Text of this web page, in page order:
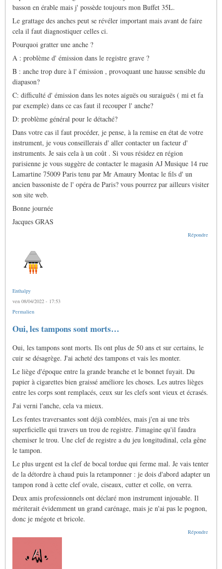
basson en érable mais j' possède toujours mon Buffet 35L.
Le grattage des anches peut se révéler important mais avant de faire
cela il faut diagnostiquer celles ci.
Pourquoi gratter une anche ?
A : problème d' émission dans le registre grave ?
B : anche trop dure à l' émission , provoquant une hausse sensible du
diapason?
C: difficulté d' émission dans les notes aiguës ou suraiguës ( mi et fa
par exemple) dans ce cas faut il recouper l' anche?
D: problème général pour le détaché?
Dans votre cas il faut procéder, je pense, à la remise en état de votre
instrument, je vous conseillerais d' aller contacter un facteur d'
instruments. Je sais cela à un coût . Si vous résidez en région
parisienne je vous suggère de contacter le magasin AJ Musique 14 rue
Lamartine 75009 Paris tenu par Mr Amaury Montac le fils d' un
ancien bassoniste de l' opéra de Paris? vous pourrez par ailleurs visiter
son site web.
Bonne journée
Jacques GRAS
Répondre
Enthalpy
ven 08/04/2022 - 17:53
Permalien
Oui, les tampons sont morts…
Oui, les tampons sont morts. Ils ont plus de 50 ans et sur certains, le
cuir se désagrège. J'ai acheté des tampons et vais les monter.
Le liège d'époque entre la grande branche et le bonnet fuyait. Du
papier à cigarettes bien graissé améliore les choses. Les autres lièges
entre les corps sont remplacés, ceux sur les clefs sont vieux et écrasés.
J'ai verni l'anche, cela va mieux.
Les fentes traversantes sont déjà comblées, mais j'en ai une très
superficielle qui travers un trou de registre. J'imagine qu'il faudra
chemiser le trou. Une clef de registre a du jeu longitudinal, cela gêne
le tampon.
Le plus urgent est la clef de bocal tordue qui ferme mal. Je vais tenter
de la détordre à chaud puis la retamponner : je dois d'abord adapter un
tampon rond à cette clef ovale, ciseaux, cutter et colle, on verra.
Deux amis professionnels ont déclaré mon instrument injouable. Il
mériterait évidemment un grand carénage, mais je n'ai pas le pognon,
donc je mégote et bricole.
Répondre